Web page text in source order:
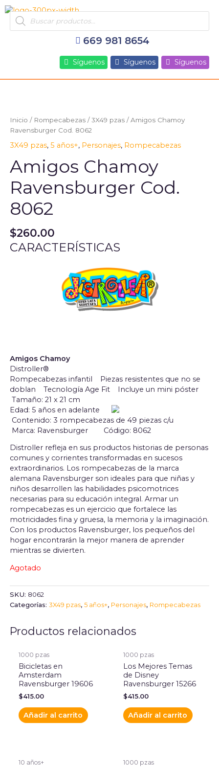
al
contenido
Products
search
669 981 8654
Síguenos Síguenos Síguenos
Inicio / Rompecabezas /3X49 pzas / Amigos Chamoy
Ravensburger Cod. 8062
3X49 pzas, 5 años+, Personajes, Rompecabezas
Amigos Chamoy
Ravensburger Cod.
8062
$260.00
CARACTERÍSTICAS
Amigos Chamoy
Distroller®
Rompecabezas infantil Piezas resistentes que no se
doblan Tecnología Age Fit Incluye un mini póster
Tamaño: 21 x 21 cm
Edad: 5 años en adelante
Contenido: 3 rompecabezas de 49 piezas c/u
Marca: Ravensburger Código: 8062
Distroller refleja en sus productos historias de personas
comunes y corrientes transformadas en sucesos
extraordinarios. Los rompecabezas de la marca
alemana Ravensburger son ideales para que niñas y
niños desarrollen las habilidades psicomotrices
necesarias para su educación integral. Armar un
rompecabezas es un ejercicio que fortalece las
motricidades fina y gruesa, la memoria y la imaginación.
Con los productos Ravensburger, los pequeños del
hogar encontrarán la mejor manera de aprender
mientras se divierten.
Agotado
SKU: 8062
Categorías: 3X49 pzas, 5 años+, Personajes, Rompecabezas
Productos relacionados
1000 pzas
Bicicletas en
Amsterdam
Ravensburger 19606
$415.00
Añadir al carrito
1000 pzas
Los Mejores Temas
de Disney
Ravensburger 15266
$415.00
Añadir al carrito
10 años+ 1000 pzas